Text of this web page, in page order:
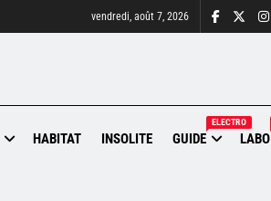
vendredi, août 7, 2026
HABITAT INSOLITE GUIDE
ELECTRO
LABO